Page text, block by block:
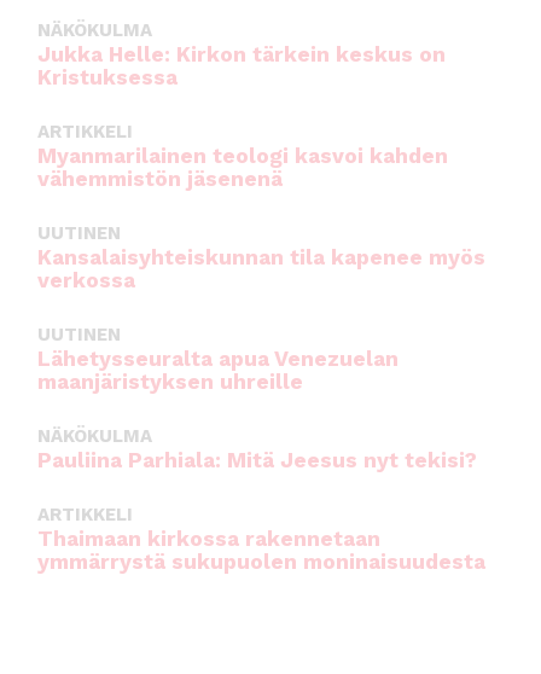
NÄKÖKULMA
Jukka Helle: Kirkon tärkein keskus on
Kristuksessa
ARTIKKELI
Myanmarilainen teologi kasvoi kahden
vähemmistön jäsenenä
UUTINEN
Kansalaisyhteiskunnan tila kapenee myös
verkossa
UUTINEN
Lähetysseuralta apua Venezuelan
maanjäristyksen uhreille
NÄKÖKULMA
Pauliina Parhiala: Mitä Jeesus nyt tekisi?
ARTIKKELI
Thaimaan kirkossa rakennetaan
ymmärrystä sukupuolen moninaisuudesta